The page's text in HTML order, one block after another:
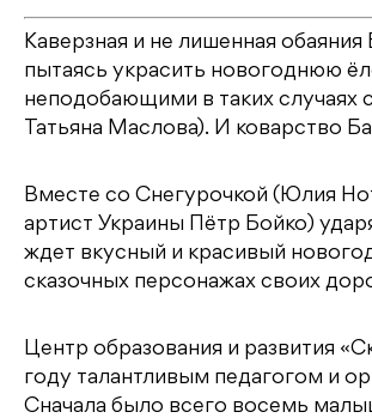
Каверзная и не лишенная
пытаясь украсить новогоднюю
неподобающими в таких случаях
Татьяна Маслова). И коварство
Вместе со Снегурочкой (Юлия
артист Украины Пётр Бойко)
ждет вкусный и красивый
сказочных персонажах своих
Центр образования и развития
году талантливым педагогом и
Сначала было всего восемь